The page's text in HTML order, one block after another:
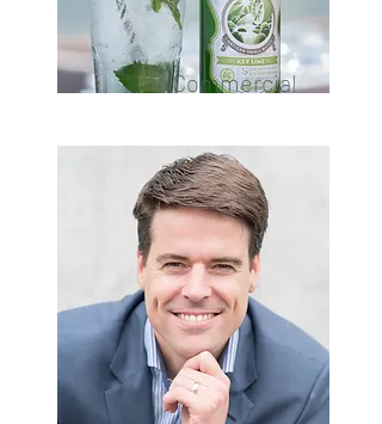
Commercial